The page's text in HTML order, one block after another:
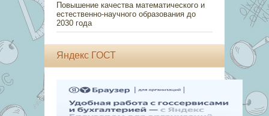
Повышение качества математического и
естественно-научного образования до
2030 года
Яндекс ГОСТ